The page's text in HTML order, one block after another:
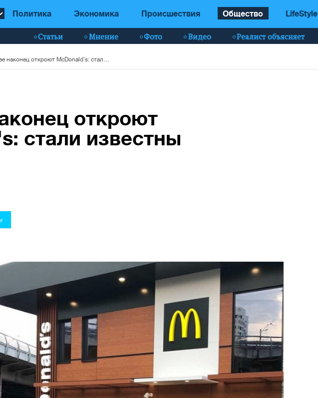
Политика Экономика Происшествия Общество LifeStyle
Статьи Мнение Фото Видео Реалист объясняет
откроют
стали известны